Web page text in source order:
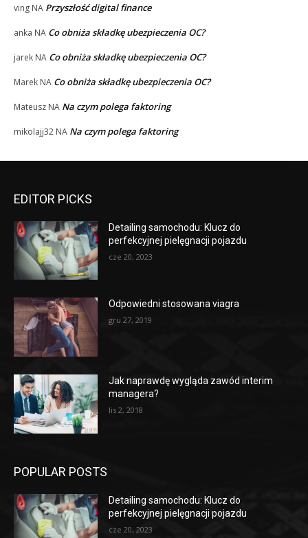
ving NA Przyszłość digital finance
anka NA Co obniża składkę ubezpieczenia OC?
jarek NA Co obniża składkę ubezpieczenia OC?
Marek NA Co obniża składkę ubezpieczenia OC?
Mateusz NA Na czym polega faktoring
mikolajj32 NA Na czym polega faktoring
EDITOR PICKS
Detailing samochodu: Klucz do
perfekcyjnej pielęgnacji pojazdu
cze 20, 2023
Odpowiedni stosowana viagra
gru 27, 2019
Jak naprawdę wygląda zawód interim
managera?
lis 2, 2018
POPULAR POSTS
Detailing samochodu: Klucz do
perfekcyjnej pielęgnacji pojazdu
cze 20, 2023